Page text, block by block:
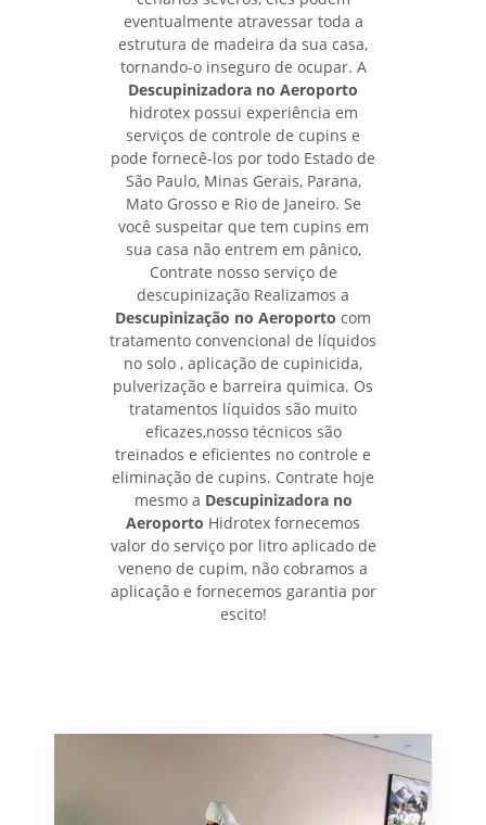
eventualmente atravessar toda a
estrutura de madeira da sua casa,
tornando-o inseguro de ocupar. A
Descupinizadora no Aeroporto
hidrotex possui experiência em
serviços de controle de cupins e
pode fornecê-los por todo Estado de
São Paulo, Minas Gerais, Parana,
Mato Grosso e Rio de Janeiro. Se
você suspeitar que tem cupins em
sua casa não entrem em pânico,
Contrate nosso serviço de
descupinização Realizamos a
Descupinização no Aeroporto com
tratamento convencional de líquidos
no solo , aplicação de cupinicida,
pulverização e barreira quimica. Os
tratamentos líquidos são muito
eficazes,nosso técnicos são
treinados e eficientes no controle e
eliminação de cupins. Contrate hoje
mesmo a Descupinizadora no
Aeroporto Hidrotex fornecemos
valor do serviço por litro aplicado de
veneno de cupim, não cobramos a
aplicação e fornecemos garantia por
escito!